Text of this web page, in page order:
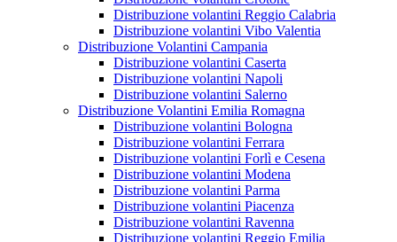
Distribuzione volantini Reggio Calabria
Distribuzione volantini Vibo Valentia
Distribuzione Volantini Campania
Distribuzione volantini Caserta
Distribuzione volantini Napoli
Distribuzione volantini Salerno
Distribuzione Volantini Emilia Romagna
Distribuzione volantini Bologna
Distribuzione volantini Ferrara
Distribuzione volantini Forlì e Cesena
Distribuzione volantini Modena
Distribuzione volantini Parma
Distribuzione volantini Piacenza
Distribuzione volantini Ravenna
Distribuzione volantini Reggio Emilia